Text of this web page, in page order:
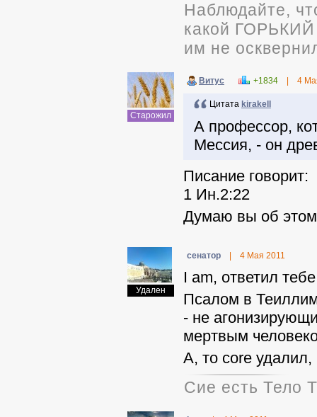
Наблюдайте,
какой ГОРЬКИЙ
им не
Старожил
Витус +1834 4
Цитата kirakelI
А профессор,
Мессия, - он
Писание говорит:
1 Ин.2:22
Думаю вы об этом
Удален
ceнaтop 4 Мая 2011
I am, ответил
Псалом в
- не
мертвым
А, то core удалил,
Сие есть Тело